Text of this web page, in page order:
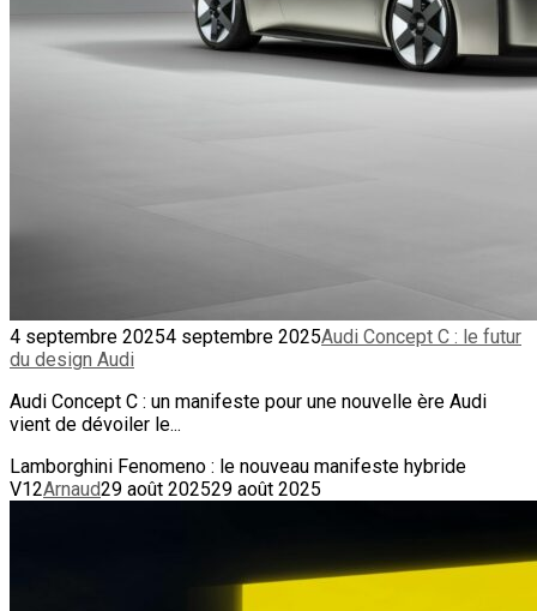
4 septembre 20254 septembre 2025Audi Concept C : le futur
du design Audi
Audi Concept C : un manifeste pour une nouvelle ère Audi
vient de dévoiler le...
Lamborghini Fenomeno : le nouveau manifeste hybride
V12Arnaud29 août 202529 août 2025